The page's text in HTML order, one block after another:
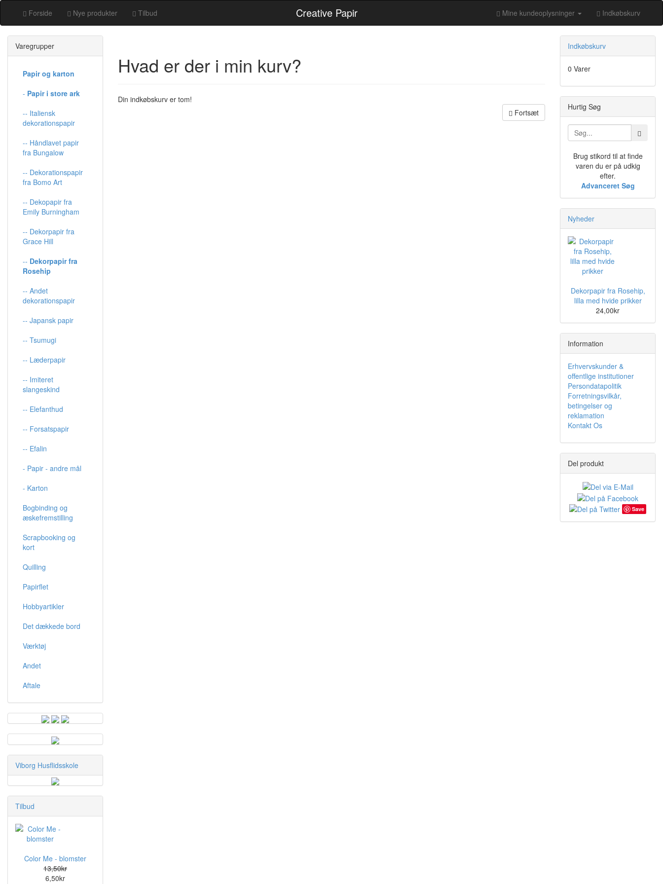
Forside Nye produkter Tilbud Mine kundeoplysninger Indkøbskurv
Creative Papir
Hvad er der i min kurv?
Din indkøbskurv er tom!
Fortsæt
Varegrupper
Papir og karton
- Papir i store ark
-- Italiensk
dekorationspapir
-- Håndlavet papir
fra Bungalow
-- Dekorationspapir
fra Bomo Art
-- Dekopapir fra
Emily Burningham
-- Dekorpapir fra
Grace Hill
-- Dekorpapir fra
Rosehip
-- Andet
dekorationspapir
-- Japansk papir
-- Tsumugi
-- Læderpapir
-- Imiteret
slangeskind
-- Elefanthud
-- Forsatspapir
-- Efalin
- Papir - andre mål
- Karton
Bogbinding og
æskefremstilling
Scrapbooking og
kort
Quilling
Papirflet
Hobbyartikler
Det dækkede bord
Værktøj
Andet
Aftale
Viborg Husflidsskole
Tilbud
Color Me - blomster
13,50kr
6,50kr
Indkøbskurv
0 Varer
Hurtig Søg
Brug stikord til at finde
varen du er på udkig
efter.
Advanceret Søg
Nyheder
Dekorpapir fra Rosehip,
lilla med hvide prikker
24,00kr
Information
Erhvervskunder &
offentlige institutioner
Persondatapolitik
Forretningsvilkår,
betingelser og
reklamation
Kontakt Os
Del produkt
Save